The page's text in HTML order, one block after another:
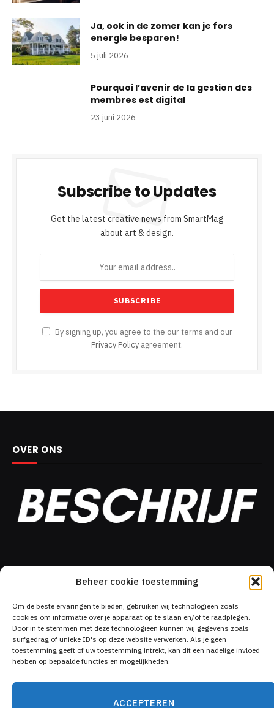
Beheer cookie toestemming
Om de beste ervaringen te bieden, gebruiken wij technologieën zoals
cookies om informatie over je apparaat op te slaan en/of te raadplegen.
Door in te stemmen met deze technologieën kunnen wij gegevens zoals
surfgedrag of unieke ID's op deze website verwerken. Als je geen
toestemming geeft of uw toestemming intrekt, kan dit een nadelige invloed
hebben op bepaalde functies en mogelijkheden.
ACCEPTEREN
Ja, ook in de zomer kan je fors
energie besparen!
5 juli 2026
Pourquoi l’avenir de la gestion des
membres est digital
23 juni 2026
Subscribe to Updates
Get the latest creative news from SmartMag
about art & design.
By signing up, you agree to the our terms and our
Privacy Policy agreement.
OVER ONS
DIT MOÉT JE GELEZEN HEBBEN!
Oude iPhone in de lade? Waarom
tech die langer meegaat je rust én
geld oplevert
20 juli 2026